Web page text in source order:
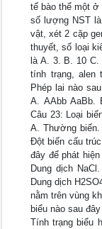
tế bào thể một ở
số lượng NST
vật, xét 2 cặp
thuyết, số loại
là A. 3. B. 10
tính trạng, alen
Phép lai nào
A. AAbb AaBb.
Câu 23: Loại
A. Thường
Đột biến cấu
đây để phát
Dung dịch
Dung dịch
nằm trên vùng
biểu nào sau
Tính trạng biểu